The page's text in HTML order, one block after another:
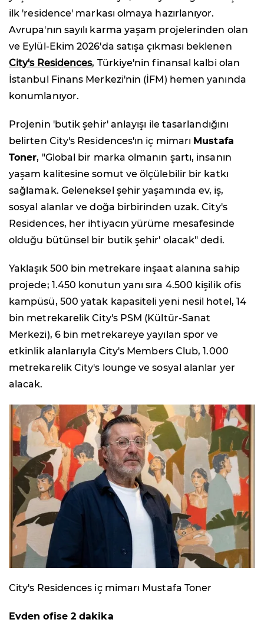
ilk 'residence' markası olmaya hazırlanıyor.
Avrupa'nın sayılı karma yaşam projelerinden olan
ve Eylül-Ekim 2026'da satışa çıkması beklenen
City's Residences, Türkiye'nin finansal kalbi olan
İstanbul Finans Merkezi'nin (İFM) hemen yanında
konumlanıyor.
Projenin 'butik şehir' anlayışı ile tasarlandığını
belirten City's Residences'ın iç mimarı Mustafa
Toner, "Global bir marka olmanın şartı, insanın
yaşam kalitesine somut ve ölçülebilir bir katkı
sağlamak. Geleneksel şehir yaşamında ev, iş,
sosyal alanlar ve doğa birbirinden uzak. City's
Residences, her ihtiyacın yürüme mesafesinde
olduğu bütünsel bir butik şehir' olacak" dedi.
Yaklaşık 500 bin metrekare inşaat alanına sahip
projede; 1.450 konutun yanı sıra 4.500 kişilik ofis
kampüsü, 500 yatak kapasiteli yeni nesil hotel, 14
bin metrekarelik City's PSM (Kültür-Sanat
Merkezi), 6 bin metrekareye yayılan spor ve
etkinlik alanlarıyla City's Members Club, 1.000
metrekarelik City's lounge ve sosyal alanlar yer
alacak.
City's Residences iç mimarı Mustafa Toner
Evden ofise 2 dakika